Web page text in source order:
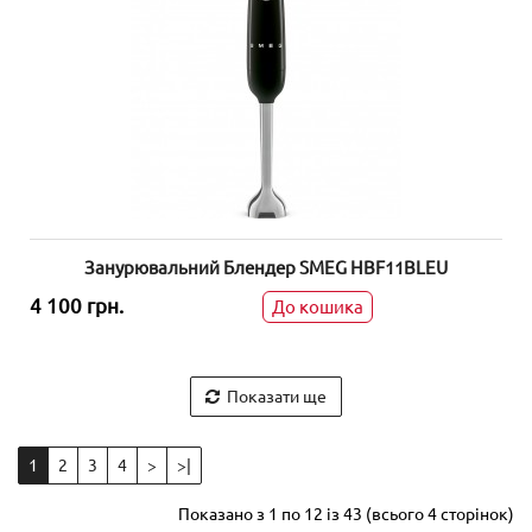
Занурювальний Блендер SMEG HBF11BLEU
4 100 грн. До кошика
Показати ще
1 2 3 4 > >|
Показано з 1 по 12 із 43 (всього 4 сторінок)